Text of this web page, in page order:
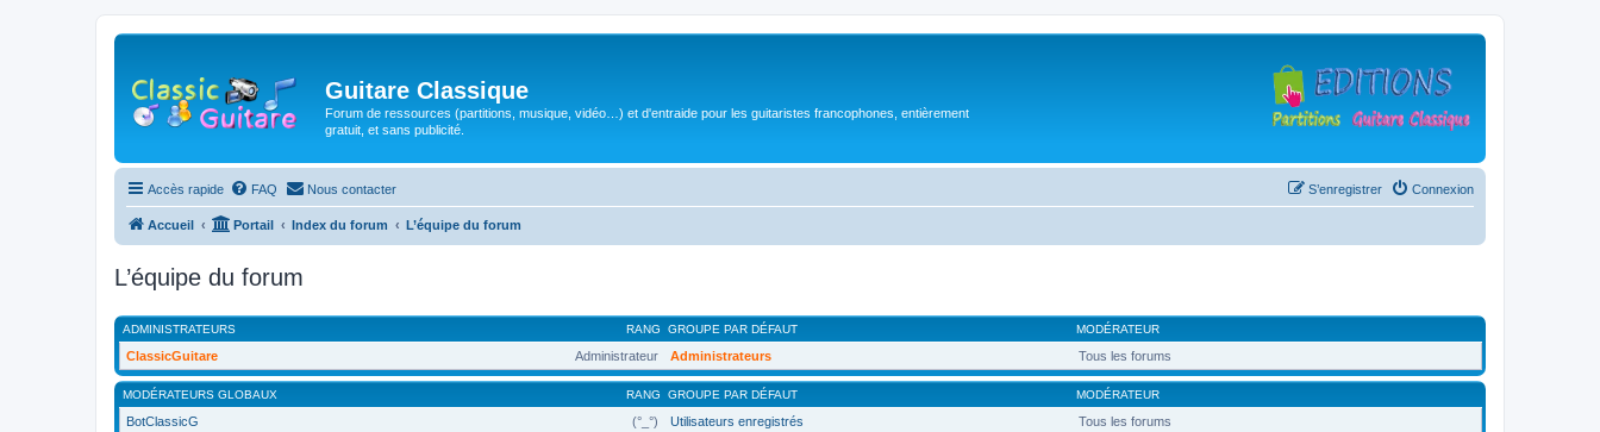
Guitare Classique
Forum de ressources (partitions, musique, vidéo…) et d'entraide pour les guitaristes francophones, entièrement
gratuit, et sans publicité.
Accès rapide FAQ Nous contacter Connexion
S’enregistrer
Accueil Portail Index du forum L’équipe du forum
L’équipe du forum
RANG
ADMINISTRATEURS GROUPE PAR DÉFAUT MODÉRATEUR
Administrateur
ClassicGuitare Administrateurs Tous les forums
RANG
MODÉRATEURS GLOBAUX GROUPE PAR DÉFAUT MODÉRATEUR
(°_°)
BotClassicG Utilisateurs enregistrés
Tous les forums